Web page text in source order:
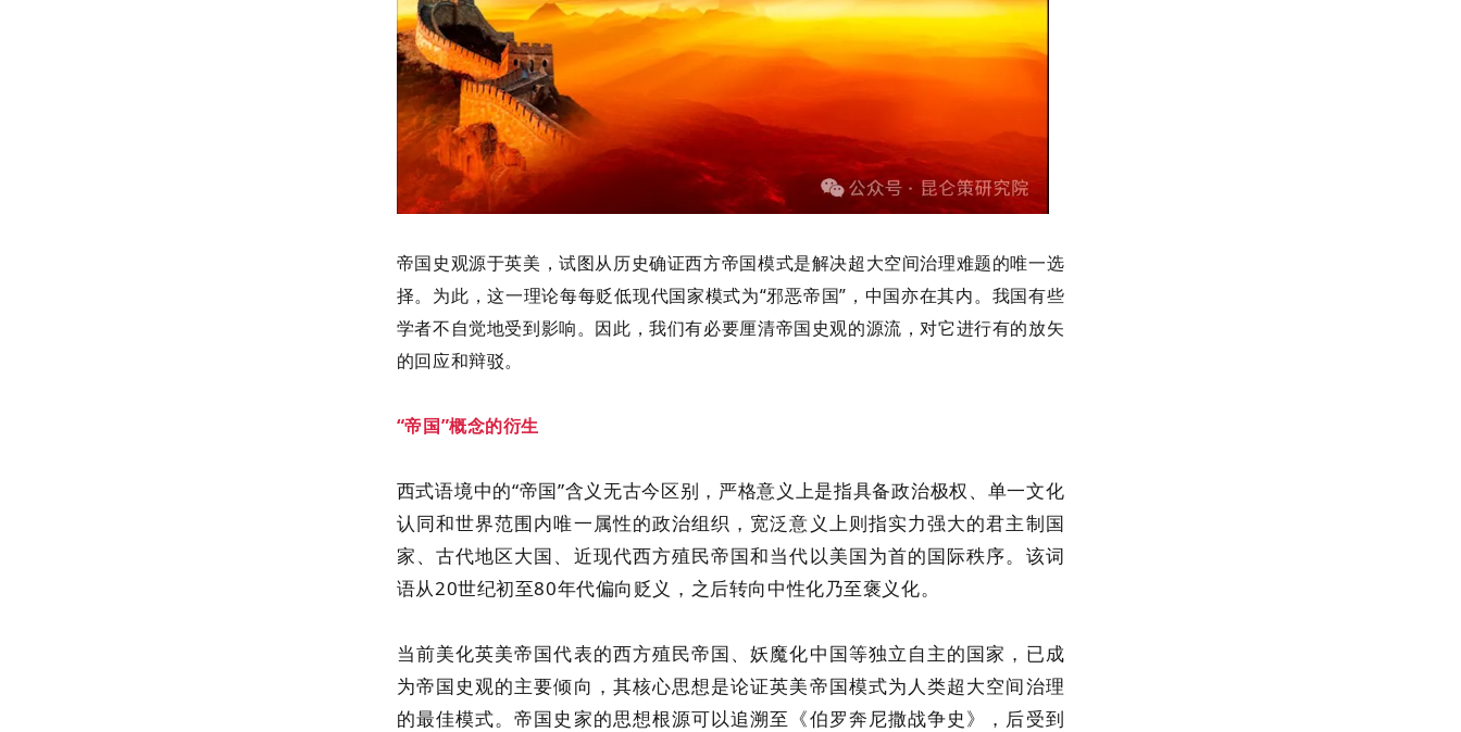
帝国史观源于英美，试图从历史确证西方帝国模式是解决超大空间治理难题的唯一选
择。为此，这一理论每每贬低现代国家模式为“邪恶帝国”，中国亦在其内。我国有些
学者不自觉地受到影响。因此，我们有必要厘清帝国史观的源流，对它进行有的放矢
的回应和辩驳。
“帝国”概念的衍生
西式语境中的“帝国”含义无古今区别，严格意义上是指具备政治极权、单一文化
认同和世界范围内唯一属性的政治组织，宽泛意义上则指实力强大的君主制国
家、古代地区大国、近现代西方殖民帝国和当代以美国为首的国际秩序。该词
语从20世纪初至80年代偏向贬义，之后转向中性化乃至褒义化。
当前美化英美帝国代表的西方殖民帝国、妖魔化中国等独立自主的国家，已成
为帝国史观的主要倾向，其核心思想是论证英美帝国模式为人类超大空间治理
的最佳模式。帝国史家的思想根源可以追溯至《伯罗奔尼撒战争史》，后受到